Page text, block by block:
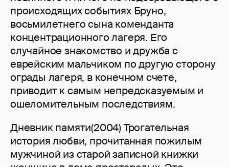
происходящих событиях Бруно,
восьмилетнего сына коменданта
концентрационного лагеря. Его
случайное знакомство и дружба с
еврейским мальчиком по другую сторону
ограды лагеря, в конечном счете,
приводит к самым непредсказуемым и
ошеломительным последствиям.
Дневник памяти(2004) Трогательная
история любви, прочитанная пожилым
мужчиной из старой записной книжки